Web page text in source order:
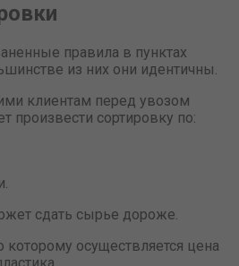
правила в пунктах
из них они идентичны.
клиентам перед увозом
произвести сортировку по:
сдать сырье дороже.
осуществляется цена